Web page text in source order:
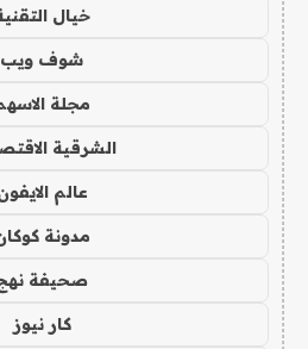
خيال
شوف ويب
مجلة
الشرقية
عالم
مدونة
صحيفة
كار نيوز